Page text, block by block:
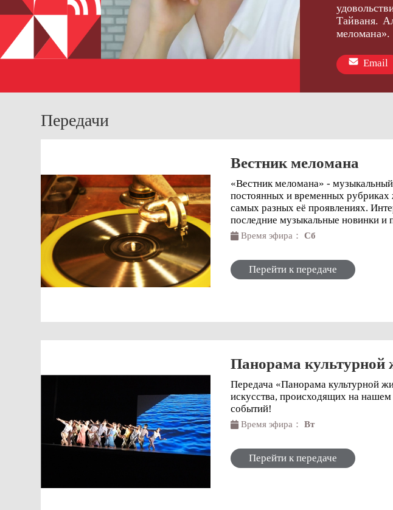
Тайваня.
меломана».
Email
Передачи
Вестник меломана
«Вестник меломана» -
постоянных и временных
самых разных её проявлениях.
последние музыкальные новинки и
каждую субботу мы открываем
Время эфира：Сб
Перейти к передаче
Панорама культурной
Передача «Панорама культурной
искусства, происходящих на
событий!
Время эфира：Вт
Перейти к передаче